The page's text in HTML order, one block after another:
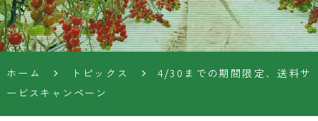
ホーム トピックス
4/30までの期間限定、送料サ
ービスキャンペーン